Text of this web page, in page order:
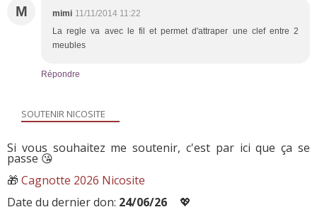
M mimi 11/11/2014 11:22
La regle va avec le fil et permet d'attraper une clef entre 2
meubles
Répondre
SOUTENIR NICOSITE
Si vous souhaitez me soutenir, c'est par ici que ça se
passe 😘
🎁 Cagnotte 2026 Nicosite
Date du dernier don: 24/06/26 💖